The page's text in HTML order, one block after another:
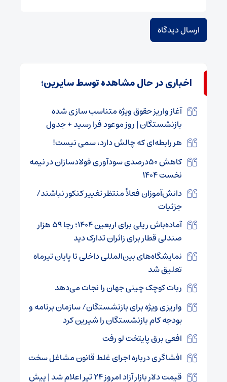
اخباری در حال مشاهده توسط سایرین؛
آغاز واریز حقوق ویژه متناسب سازی شده
بازنشستگان | روز موعود فرا رسید + جدول
هر رابطه‌ای که چالش دارد، سمی نیست!
کاهش ۵۰‌درصدی سودآوری فولادسازان در نیمه
نخست ۱۴۰۴
دانش‌آموزان فعلاً منتظر تغییر کنکور نباشند/
جزئیات
آماده‌باش ریلی برای اربعین ۱۴۰۴؛ رجا ۵۹ هزار
صندلی قطار برای زائران تدارک دید
نمایشگاه‌های بین‌المللی داخلی تا پایان تیرماه
تعلیق شد
ربات کوچک چینی جهان را نجات می‌دهد
واریزی ویژه برای بازنشستگان/ سازمان برنامه و
بودجه کام بازنشستگان را شیرین کرد
افعی برق پایتخت لو رفت
افشاگری درباره اجرای غلط قانون مشاغل سخت
قیمت دلار بازار آزاد امروز ۲۴ تیر اعلام شد | پیش